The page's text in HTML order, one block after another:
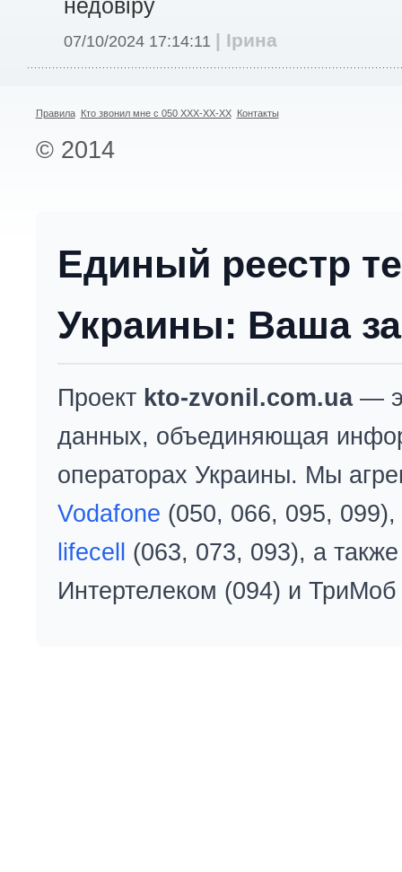
недовіру
07/10/2024 17:14:11 | Ірина
Правила Кто звонил мне с 050 XXX-XX-XX Контакты
© 2014
Единый реестр
Украины: Ваша
Проект kto-zvonil.com.ua—
данных, объединяющая
операторах Украины. Мы
Vodafone (050, 066, 095, 099),
lifecell
(063, 073, 093), а
Интертелеком (094) и ТриМоб